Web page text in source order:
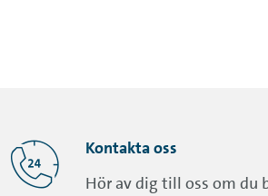
Kontakta oss
Hör av dig till oss om du